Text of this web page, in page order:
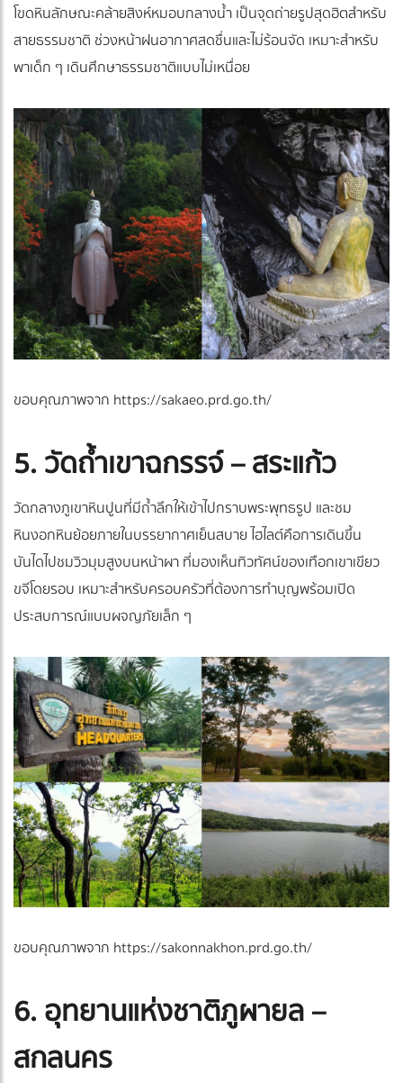
โขดหินลักษณะคล้ายสิงห์หมอบกลางน้ำ เป็นจุดถ่ายรูปสุดฮิตสำหรับ
สายธรรมชาติ ช่วงหน้าฝนอากาศสดชื่นและไม่ร้อนจัด เหมาะสำหรับ
พาเด็ก ๆ เดินศึกษาธรรมชาติแบบไม่เหนื่อย
ขอบคุณภาพจาก https://sakaeo.prd.go.th/
5. วัดถ้ำเขาฉกรรจ์ – สระแก้ว
วัดกลางภูเขาหินปูนที่มีถ้ำลึกให้เข้าไปกราบพระพุทธรูป และชม
หินงอกหินย้อยภายในบรรยากาศเย็นสบาย ไฮไลต์คือการเดินขึ้น
บันไดไปชมวิวมุมสูงบนหน้าผา ที่มองเห็นทิวทัศน์ของเทือกเขาเขียว
ขจีโดยรอบ เหมาะสำหรับครอบครัวที่ต้องการทำบุญพร้อมเปิด
ประสบการณ์แบบผจญภัยเล็ก ๆ
ขอบคุณภาพจาก https://sakonnakhon.prd.go.th/
6. อุทยานแห่งชาติภูผายล –
สกลนคร